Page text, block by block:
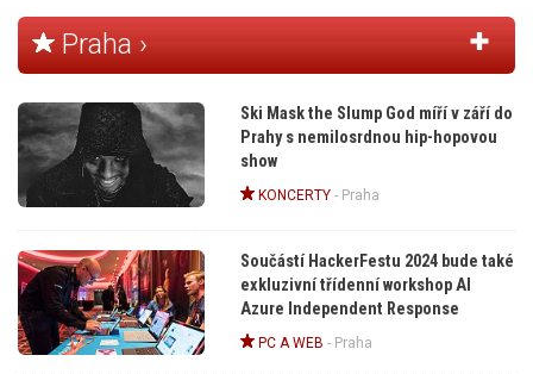
Praha ›
Ski Mask the Slump God míří v září do
Prahy s nemilosrdnou hip-hopovou
show
KONCERTY- Praha
Součástí HackerFestu 2024 bude také
exkluzivní třídenní workshop AI
Azure Independent Response
PC A WEB - Praha